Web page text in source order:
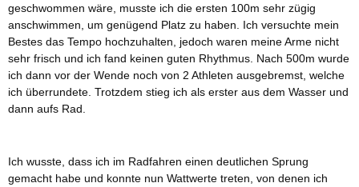
geschwommen wäre, musste ich die ersten 100m sehr zügig
anschwimmen, um genügend Platz zu haben. Ich versuchte mein
Bestes das Tempo hochzuhalten, jedoch waren meine Arme nicht
sehr frisch und ich fand keinen guten Rhythmus. Nach 500m wurde
ich dann vor der Wende noch von 2 Athleten ausgebremst, welche
ich überrundete. Trotzdem stieg ich als erster aus dem Wasser und
dann aufs Rad.
Ich wusste, dass ich im Radfahren einen deutlichen Sprung
gemacht habe und konnte nun Wattwerte treten, von denen ich